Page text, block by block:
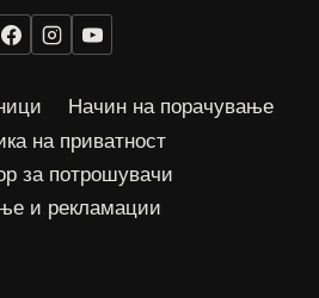
Начин на порачување
на приватност
за потрошувачи
и рекламации